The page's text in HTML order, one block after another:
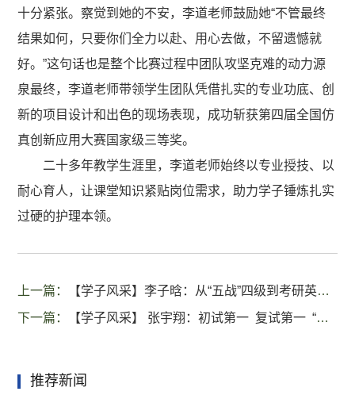
十分紧张。察觉到她的不安，李道老师鼓励她“不管最终
结果如何，只要你们全力以赴、用心去做，不留遗憾就
好。”这句话也是整个比赛过程中团队攻坚克难的动力源
泉最终，李道老师带领学生团队凭借扎实的专业功底、创
新的项目设计和出色的现场表现，成功斩获第四届全国仿
真创新应用大赛国家级三等奖。
二十多年教学生涯里，李道老师始终以专业授技、以
耐心育人，让课堂知识紧贴岗位需求，助力学子锤炼扎实
过硬的护理本领。
上一篇：
【学子风采】李子晗：从“五战”四级到考研英语63分的逆袭，成功上岸！
下一篇：
【学子风采】 张宇翔：初试第一 复试第一 “太可惜了”？411分的当事人有话要说
推荐新闻